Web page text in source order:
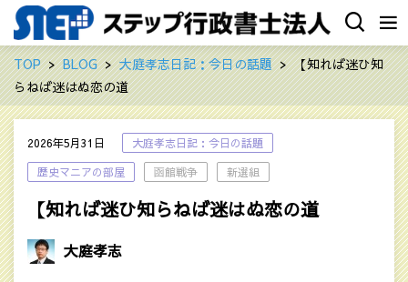
TOP BLOG 大庭孝志日記：今日の話題
【知れば迷ひ知
らねば迷はぬ恋の道
2026年5月31日
大庭孝志日記：今日の話題
歴史マニアの部屋
函館戦争 新選組
【知れば迷ひ知らねば迷はぬ恋の道
大庭孝志